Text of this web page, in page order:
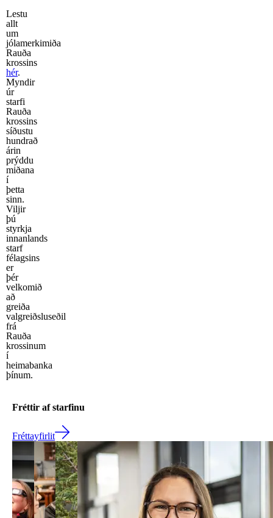
Lestu
allt
um
jólamerkimiða
Rauða
krossins
hér.
Myndir
úr
starfi
Rauða
krossins
síðustu
hundrað
árin
prýddu
miðana
í
þetta
sinn.
Viljir
þú
styrkja
innanlands
starf
félagsins
er
þér
velkomið
að
greiða
valgreiðsluseðil
frá
Rauða
krossinum
í
heimabanka
þínum.
Fréttir af starfinu
Fréttayfirlit